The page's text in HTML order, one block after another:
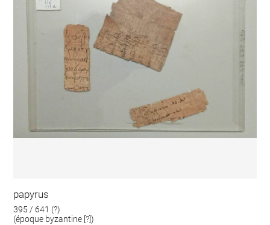
papyrus
395 / 641 (?)
(époque byzantine [?])